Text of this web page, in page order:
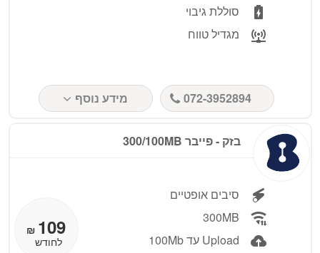
סוללת גיבוי
מגדיל טווח
072-3952894 מידע נוסף
בזק - פייבר 300/100MB
סיבים אופטיים
300MB
Upload עד 100Mb
109
₪
לחודש